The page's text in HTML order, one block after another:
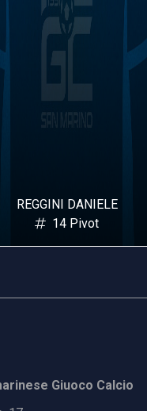
CERVELLINI MATTEO
17 Pivot
Giuoco Calcio